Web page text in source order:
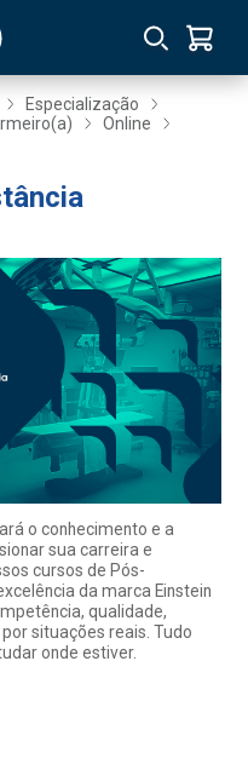
Especialização
Online
o conhecimento e a
sua carreira e
cursos de Pós-
da marca Einstein
qualidade,
situações reais. Tudo
onde estiver.